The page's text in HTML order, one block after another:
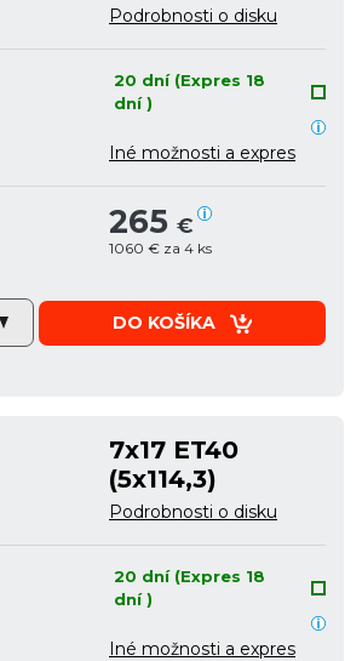
Podrobnosti o disku
20 dní (Expres 18
dní )
Iné možnosti a expres
265 €
1060 € za 4 ks
DO KOŠÍKA
7x17 ET40
(5x114,3)
Podrobnosti o disku
20 dní (Expres 18
dní )
Iné možnosti a expres